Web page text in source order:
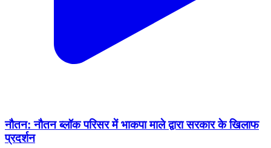
नौतन: नौतन ब्लॉक परिसर में भाकपा माले द्वारा सरकार के खिलाफ
प्रदर्शन